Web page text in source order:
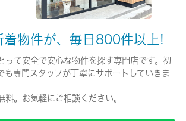
着物件が、毎日800件以上!
って安全で安心な物件を探す専門店です。初
も専門スタッフが丁寧にサポートしていきま
料。お気軽にご相談ください。